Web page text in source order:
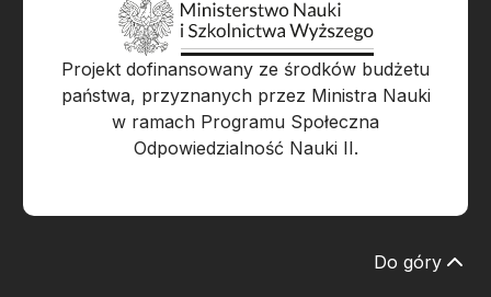
Projekt dofinansowany ze środków budżetu
państwa, przyznanych przez Ministra Nauki
w ramach Programu Społeczna
Odpowiedzialność Nauki II.
Do góry